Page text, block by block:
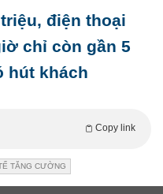
điện thoại
chỉ còn gần 5
hút khách
Copy link
TĂNG CƯỜNG